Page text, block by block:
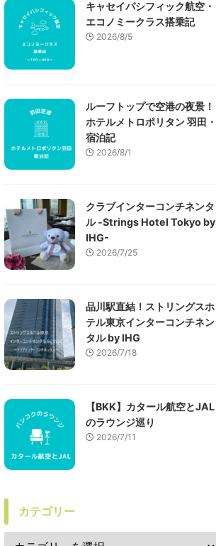
キャセイパシフィック航空・
エコノミークラス搭乗記
2026/8/5
ルーフトップで空港の夜景！
ホテルメトロポリタン 羽田・
宿泊記
2026/8/1
クラブインターコンチネンタ
ル -Strings Hotel Tokyo by
IHG-
2026/7/25
品川駅直結！ストリングスホ
テル東京インターコンチネン
タル by IHG
2026/7/18
【BKK】カタール航空とJAL
のラウンジ巡り
2026/7/11
カテゴリー